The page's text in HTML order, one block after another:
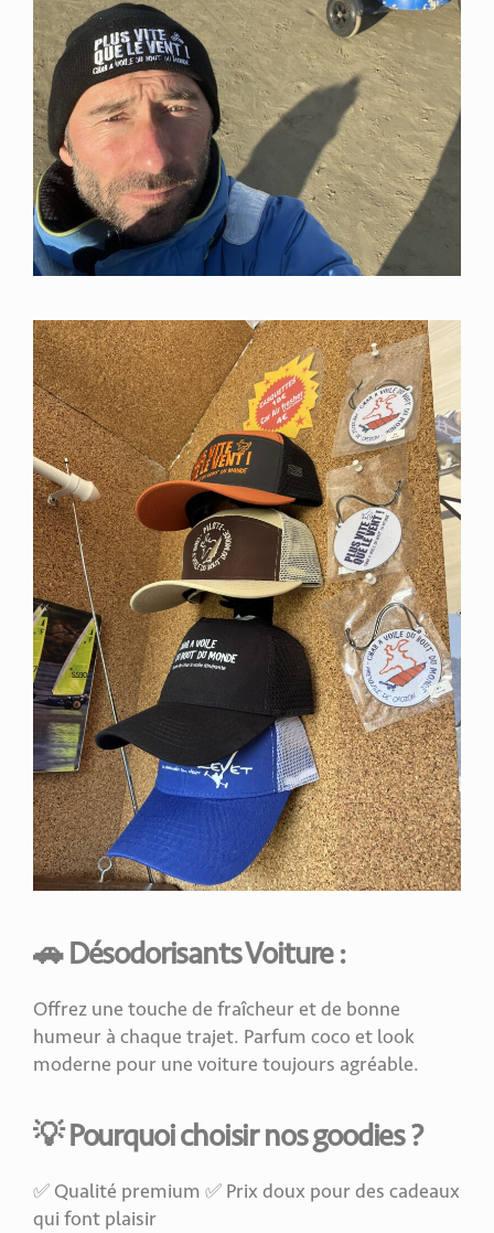
🚗Désodorisants Voiture:
Offrez une touche de fraîcheur et de bonne
humeur à chaque trajet. Parfum coco et look
moderne pour une voiture toujours agréable.
💡Pourquoi choisir nos goodies ?
✅ Qualité premium ✅ Prix doux pour des cadeaux
qui font plaisir